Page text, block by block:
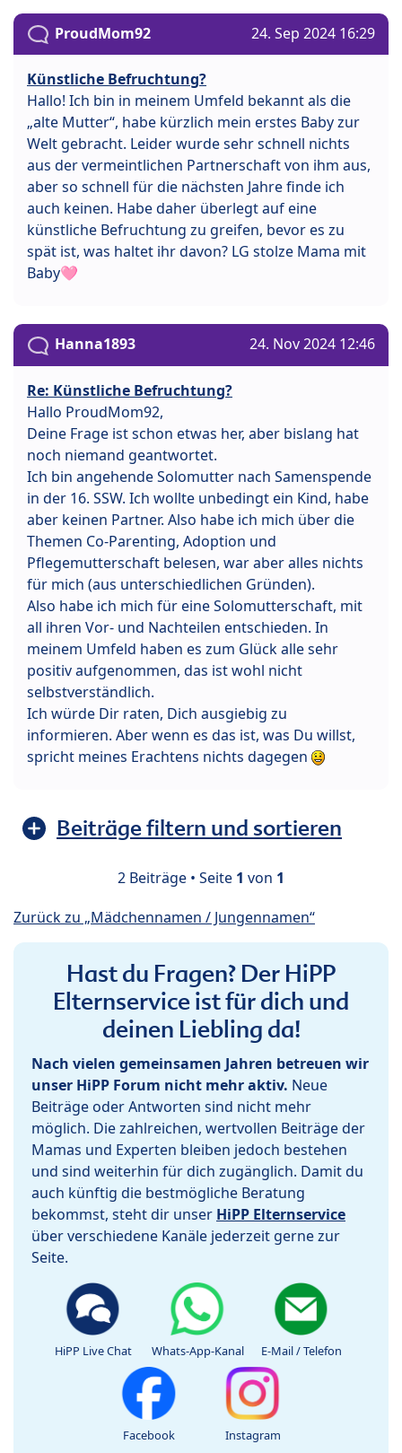
ProudMom92 24. Sep 2024 16:29
Künstliche Befruchtung?
Hallo! Ich bin in meinem Umfeld bekannt als die
„alte Mutter“, habe kürzlich mein erstes Baby zur
Welt gebracht. Leider wurde sehr schnell nichts
aus der vermeintlichen Partnerschaft von ihm aus,
aber so schnell für die nächsten Jahre finde ich
auch keinen. Habe daher überlegt auf eine
künstliche Befruchtung zu greifen, bevor es zu
spät ist, was haltet ihr davon? LG stolze Mama mit
Baby🩷
Hanna1893 24. Nov 2024 12:46
Re: Künstliche Befruchtung?
Hallo ProudMom92,
Deine Frage ist schon etwas her, aber bislang hat
noch niemand geantwortet.
Ich bin angehende Solomutter nach Samenspende
in der 16. SSW. Ich wollte unbedingt ein Kind, habe
aber keinen Partner. Also habe ich mich über die
Themen Co-Parenting, Adoption und
Pflegemutterschaft belesen, war aber alles nichts
für mich (aus unterschiedlichen Gründen).
Also habe ich mich für eine Solomutterschaft, mit
all ihren Vor- und Nachteilen entschieden. In
meinem Umfeld haben es zum Glück alle sehr
positiv aufgenommen, das ist wohl nicht
selbstverständlich.
Ich würde Dir raten, Dich ausgiebig zu
informieren. Aber wenn es das ist, was Du willst,
spricht meines Erachtens nichts dagegen
Beiträge filtern und sortieren
2 Beiträge • Seite 1 von 1
Zurück zu „Mädchennamen / Jungennamen“
Hast du Fragen? Der HiPP
Elternservice ist für dich und
deinen Liebling da!
Nach vielen gemeinsamen Jahren betreuen wir
unser HiPP Forum nicht mehr aktiv. Neue
Beiträge oder Antworten sind nicht mehr
möglich. Die zahlreichen, wertvollen Beiträge der
Mamas und Experten bleiben jedoch bestehen
und sind weiterhin für dich zugänglich. Damit du
auch künftig die bestmögliche Beratung
bekommst, steht dir unser HiPP Elternservice
über verschiedene Kanäle jederzeit gerne zur
Seite.
HiPP Live Chat Whats-App-Kanal E-Mail / Telefon
Facebook Instagram